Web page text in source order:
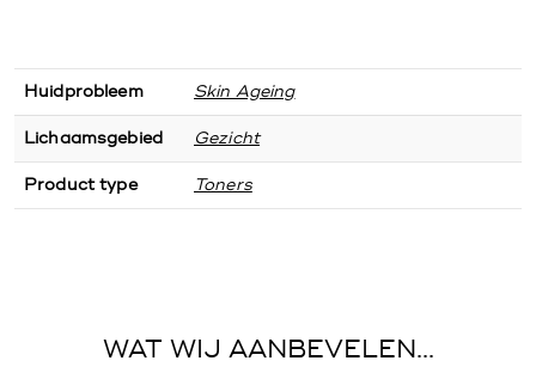
Huidprobleem Skin Ageing
Lichaamsgebied Gezicht
Product type Toners
WAT WIJ AANBEVELEN...